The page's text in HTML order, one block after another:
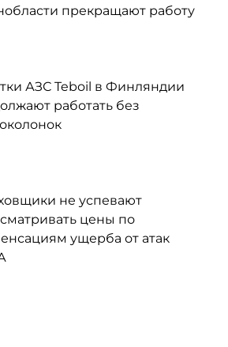
прекращают работу
АЗС Teboil в Финляндии
работать без
не успевают
цены по
ущерба от атак